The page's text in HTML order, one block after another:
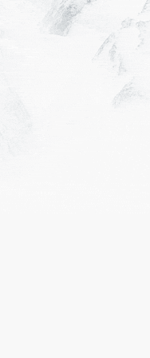
Latemar – Obereggen/​